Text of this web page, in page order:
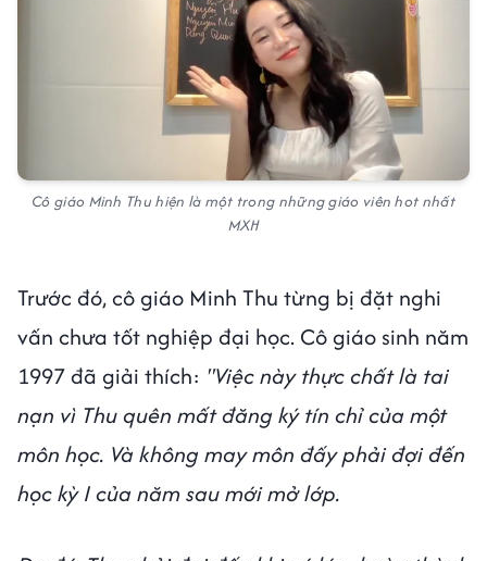
Cô giáo Minh Thu hiện là một trong những giáo viên hot nhất
MXH
Trước đó, cô giáo Minh Thu từng bị đặt nghi
vấn chưa tốt nghiệp đại học. Cô giáo sinh năm
1997 đã giải thích: "Việc này thực chất là tai
nạn vì Thu quên mất đăng ký tín chỉ của một
môn học. Và không may môn đấy phải đợi đến
học kỳ I của năm sau mới mở lớp.